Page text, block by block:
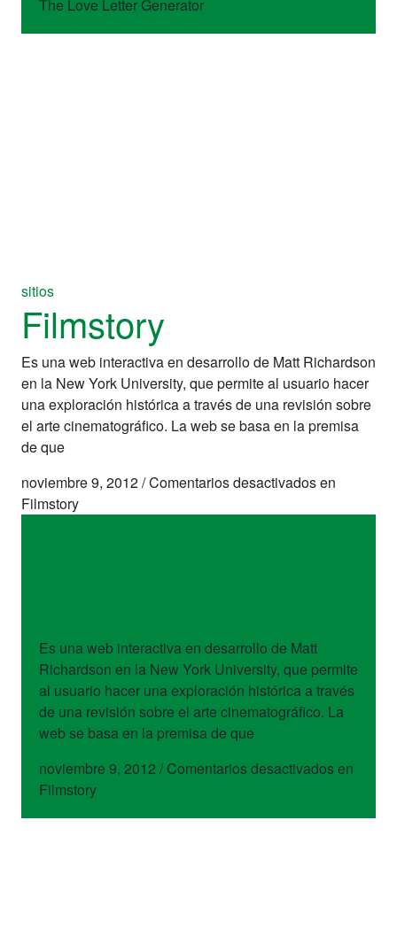
The Love Letter Generator
sitios
Filmstory
Es una web interactiva en desarrollo de Matt Richardson
en la New York University, que permite al usuario hacer
una exploración histórica a través de una revisión sobre
el arte cinematográfico. La web se basa en la premisa
de que
noviembre 9, 2012/Comentarios desactivadosen
Filmstory
Es una web interactiva en desarrollo de Matt
Richardson en la New York University, que permite
al usuario hacer una exploración histórica a través
de una revisión sobre el arte cinematográfico. La
web se basa en la premisa de que
noviembre 9, 2012 / Comentarios desactivadosen
Filmstory